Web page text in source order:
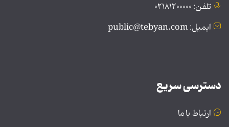
تلفن: ۰۲۱۸۱۲۰۰۰۰۰
ایمیل: public@tebyan.com
دسترسی سریع
ارتباط با ما